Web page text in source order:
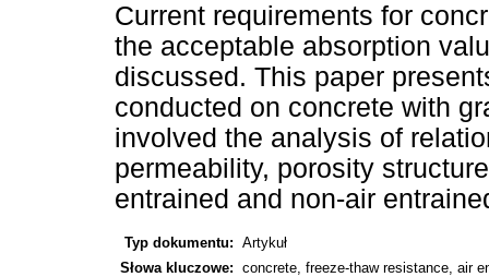
Current requirements for
the acceptable absorption
discussed. This paper
conducted on concrete with
involved the analysis of
permeability, porosity
entrained and non-air
Typ dokumentu: Artykuł
Słowa kluczowe: concrete, freeze-thaw resistance, air